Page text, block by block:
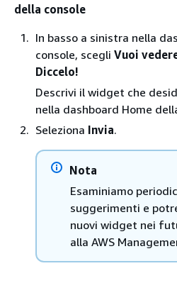
della console
In basso a sinistra nella
console, scegli Vuoi
Diccelo!
Descrivi il widget che
nella dashboard Home
Seleziona Invia.
Nota
Esaminiamo
suggerimenti e
nuovi widget nei
alla AWS